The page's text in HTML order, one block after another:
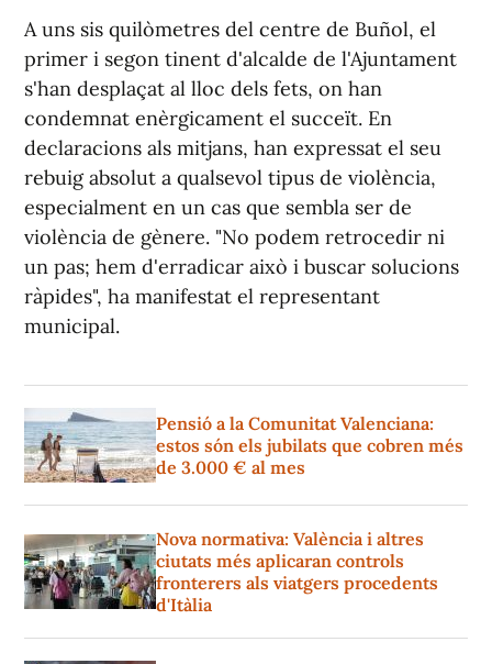
A uns sis quilòmetres del centre de Buñol, el
primer i segon tinent d'alcalde de l'Ajuntament
s'han desplaçat al lloc dels fets, on han
condemnat enèrgicament el succeït. En
declaracions als mitjans, han expressat el seu
rebuig absolut a qualsevol tipus de violència,
especialment en un cas que sembla ser de
violència de gènere. "No podem retrocedir ni
un pas; hem d'erradicar això i buscar solucions
ràpides", ha manifestat el representant
municipal.
Pensió a la Comunitat Valenciana:
estos són els jubilats que cobren més
de 3.000 € al mes
Nova normativa: València i altres
ciutats més aplicaran controls
fronterers als viatgers procedents
d'Itàlia